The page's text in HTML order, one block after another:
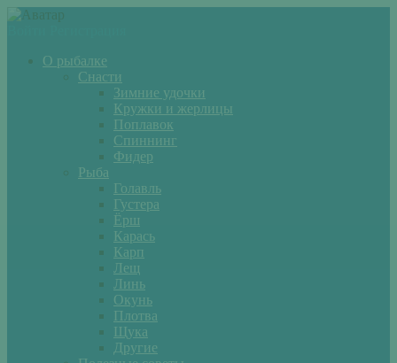
О рыбалке
Снасти
Зимние удочки
Кружки и жерлицы
Поплавок
Спиннинг
Фидер
Рыба
Голавль
Густера
Ёрш
Карась
Карп
Лещ
Линь
Окунь
Плотва
Щука
Другие